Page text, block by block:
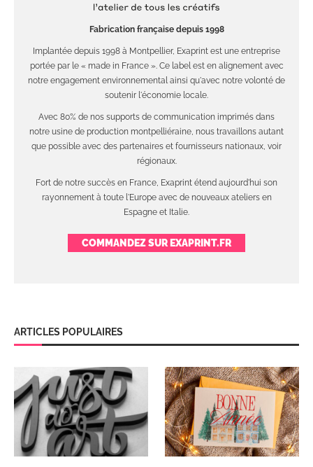
Fabrication française depuis 1998
Implantée depuis 1998 à Montpellier, Exaprint est une entreprise
portée par le « made in France ». Ce label est en alignement avec
notre engagement environnemental ainsi qu'avec notre volonté de
soutenir l'économie locale.
Avec 80% de nos supports de communication imprimés dans
notre usine de production montpelliéraine, nous travaillons autant
que possible avec des partenaires et fournisseurs nationaux, voir
régionaux.
Fort de notre succès en France, Exaprint étend aujourd'hui son
rayonnement à toute l'Europe avec de nouveaux ateliers en
Espagne et Italie.
COMMANDEZ SUR EXAPRINT.FR
ARTICLES POPULAIRES